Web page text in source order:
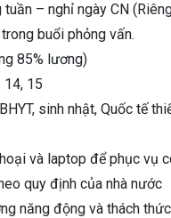
– nghỉ ngày CN
buổi phỏng vấn.
85% lương)
14, 15
sinh nhật, Quốc tế
và laptop để phục vụ
quy định của nhà nước
năng động và thách thức